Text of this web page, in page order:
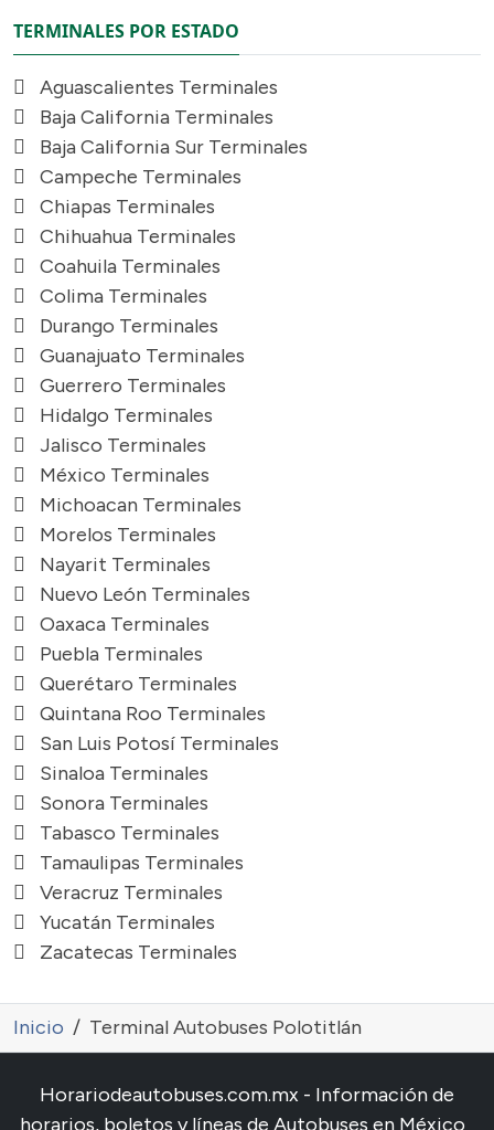
TERMINALES POR ESTADO
Aguascalientes Terminales
Baja California Terminales
Baja California Sur Terminales
Campeche Terminales
Chiapas Terminales
Chihuahua Terminales
Coahuila Terminales
Colima Terminales
Durango Terminales
Guanajuato Terminales
Guerrero Terminales
Hidalgo Terminales
Jalisco Terminales
México Terminales
Michoacan Terminales
Morelos Terminales
Nayarit Terminales
Nuevo León Terminales
Oaxaca Terminales
Puebla Terminales
Querétaro Terminales
Quintana Roo Terminales
San Luis Potosí Terminales
Sinaloa Terminales
Sonora Terminales
Tabasco Terminales
Tamaulipas Terminales
Veracruz Terminales
Yucatán Terminales
Zacatecas Terminales
Inicio Terminal Autobuses Polotitlán
Horariodeautobuses.com.mx - Información de
horarios, boletos y líneas de Autobuses en México